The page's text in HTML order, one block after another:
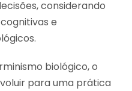
considerando
e
biológico, o
para uma prática